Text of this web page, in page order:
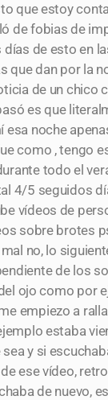
que estoy
de fobias de
de esto en
que dan por la
de un chico
es que
esa noche
como , tengo
todo el
4/5 seguidos
vídeos de
sobre brotes
no, lo
de los
ojo como por
empiezo a
estaba
y si
ese vídeo,
de nuevo,